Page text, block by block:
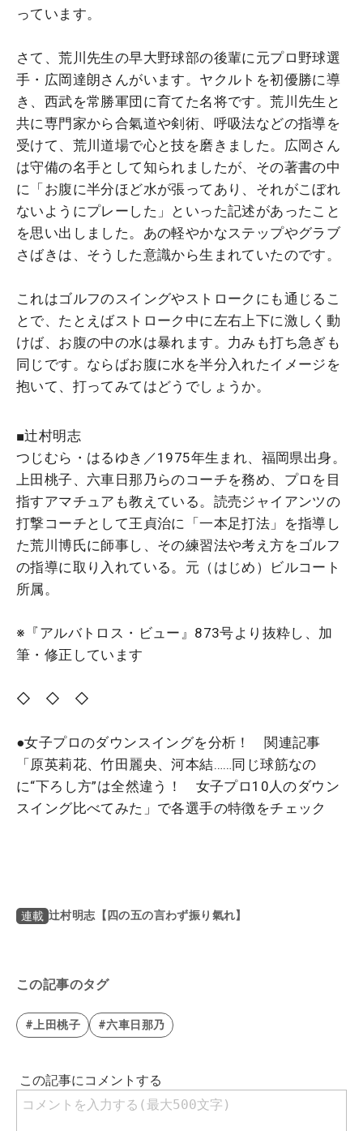
っています。
さて、荒川先生の早大野球部の後輩に元プロ野球選
手・広岡達朗さんがいます。ヤクルトを初優勝に導
き、西武を常勝軍団に育てた名将です。荒川先生と
共に専門家から合氣道や剣術、呼吸法などの指導を
受けて、荒川道場で心と技を磨きました。広岡さん
は守備の名手として知られましたが、その著書の中
に「お腹に半分ほど水が張ってあり、それがこぼれ
ないようにプレーした」といった記述があったこと
を思い出しました。あの軽やかなステップやグラブ
さばきは、そうした意識から生まれていたのです。
これはゴルフのスイングやストロークにも通じるこ
とで、たとえばストローク中に左右上下に激しく動
けば、お腹の中の水は暴れます。力みも打ち急ぎも
同じです。ならばお腹に水を半分入れたイメージを
抱いて、打ってみてはどうでしょうか。
■辻村明志
つじむら・はるゆき／1975年生まれ、福岡県出身。
上田桃子、六車日那乃らのコーチを務め、プロを目
指すアマチュアも教えている。読売ジャイアンツの
打撃コーチとして王貞治に「一本足打法」を指導し
た荒川博氏に師事し、その練習法や考え方をゴルフ
の指導に取り入れている。元（はじめ）ビルコート
所属。
※『アルバトロス・ビュー』873号より抜粋し、加
筆・修正しています
◇ ◇ ◇
●女子プロのダウンスイングを分析！ 関連記事
「原英莉花、竹田麗央、河本結……同じ球筋なの
に“下ろし方”は全然違う！ 女子プロ10人のダウン
スイング比べてみた」で各選手の特徴をチェック
連載 辻村明志【四の五の言わず振り氣れ】
この記事のタグ
#上田桃子 #六車日那乃